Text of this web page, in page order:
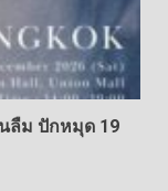
ลืม ปักหมุด 19